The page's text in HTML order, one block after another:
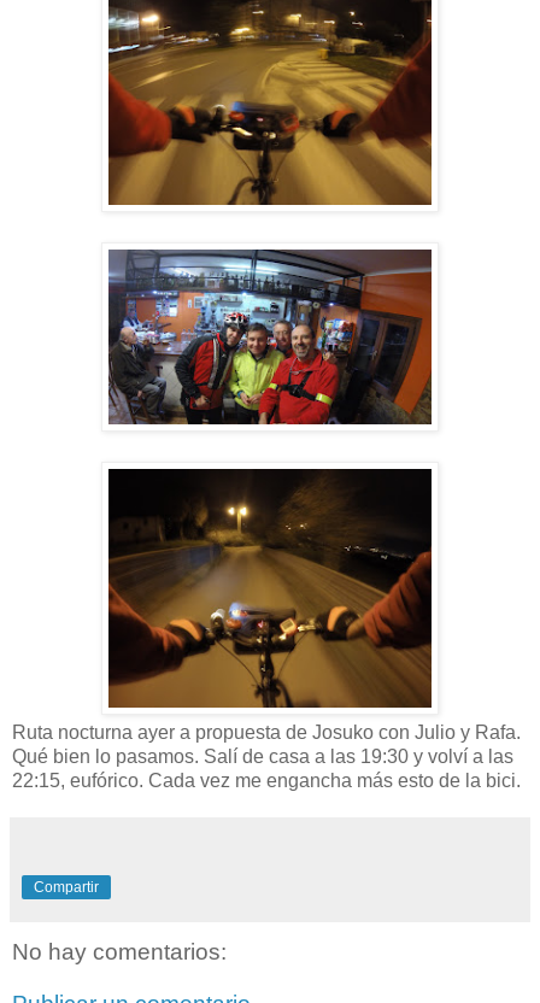
Ruta nocturna ayer a propuesta de Josuko con Julio y Rafa.
Qué bien lo pasamos. Salí de casa a las 19:30 y volví a las
22:15, eufórico. Cada vez me engancha más esto de la bici.
Compartir
No hay comentarios: